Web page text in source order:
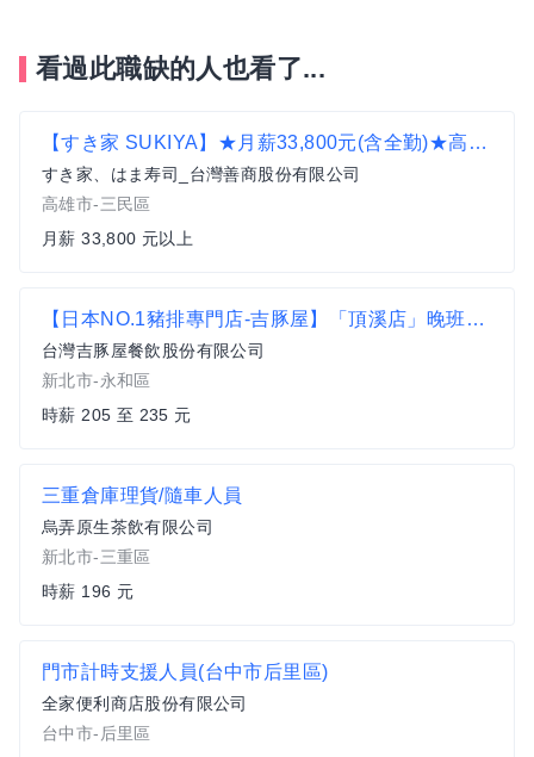
看過此職缺的人也看了...
【すき家 SUKIYA】★月薪33,800元(含全勤)★高雄澄清店 全職
すき家、はま寿司_台灣善商股份有限公司
高雄市-三民區
月薪 33,800 元以上
【日本NO.1豬排專門店-吉豚屋】「頂溪店」晚班、假日兼職 / 時薪205元↑【台隆集團】
台灣吉豚屋餐飲股份有限公司
新北市-永和區
時薪 205 至 235 元
三重倉庫理貨/隨車人員
烏弄原生茶飲有限公司
新北市-三重區
時薪 196 元
門市計時支援人員(台中市后里區)
全家便利商店股份有限公司
台中市-后里區